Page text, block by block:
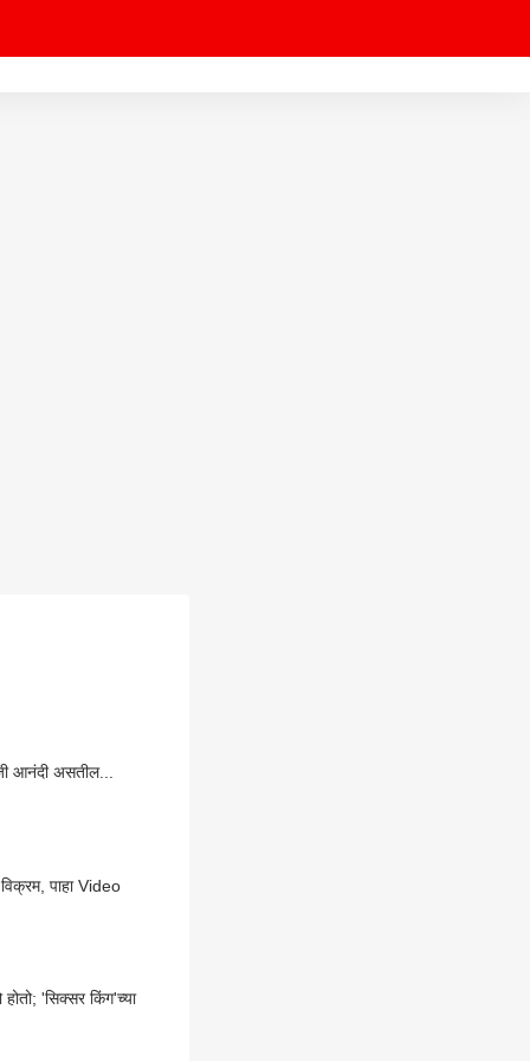
आनंदी असतील...
पाहा Video
'सिक्सर किंग'च्या